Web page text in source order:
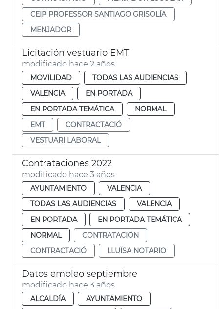
CEIP PROFESSOR SANTIAGO GRISOLÍA
MENJADOR
Licitación vestuario EMT
modificado hace 2 años
MOVILIDAD
TODAS LAS AUDIENCIAS
VALENCIA
EN PORTADA
EN PORTADA TEMÁTICA
NORMAL
EMT
CONTRACTACIÓ
VESTUARI LABORAL
Contrataciones 2022
modificado hace 3 años
AYUNTAMIENTO
VALENCIA
TODAS LAS AUDIENCIAS
VALENCIA
EN PORTADA
EN PORTADA TEMÁTICA
NORMAL
CONTRATACIÓN
CONTRACTACIÓ
LLUÏSA NOTARIO
Datos empleo septiembre
modificado hace 3 años
ALCALDÍA
AYUNTAMIENTO